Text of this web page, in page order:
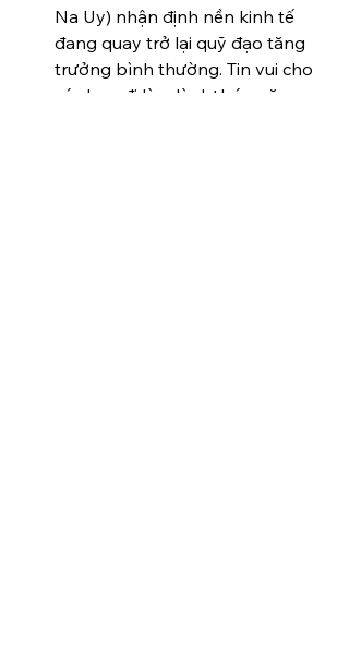
Na Uy) nhận định nền kinh tế
đang quay trở lại quỹ đạo tăng
trưởng bình thường. Tin vui cho
các bạn đi làm là dự báo năm